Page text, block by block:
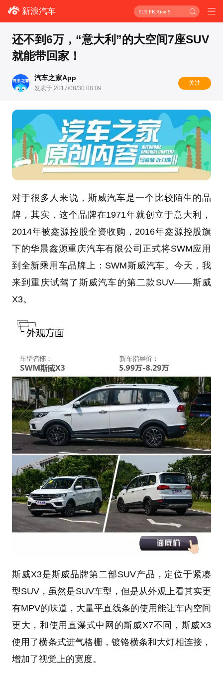
新浪汽车 EU5 PK Aion S
还不到6万，“意大利”的大空间7座SUV
就能带回家！
汽车之家App
发表于 2017/08/30 08:09
关注
对于很多人来说，斯威汽车是一个比较陌生的品
牌，其实，这个品牌在1971年就创立于意大利，
2014年被鑫源控股全资收购，2016年鑫源控股旗
下的华晨鑫源重庆汽车有限公司正式将SWM应用
到全新乘用车品牌上：SWM斯威汽车。今天，我
来到重庆试驾了斯威汽车的第二款SUV——斯威
X3。
斯威X3是斯威品牌第二部SUV产品，定位于紧凑
型SUV，虽然是SUV车型，但是从外观上看其实更
有MPV的味道，大量平直线条的使用能让车内空间
更大，和使用直瀑式中网的斯威X7不同，斯威X3
使用了横条式进气格栅，镀铬横条和大灯相连接，
增加了视觉上的宽度。